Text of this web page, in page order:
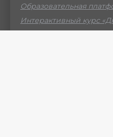
Образовательная
Интерактивный курс